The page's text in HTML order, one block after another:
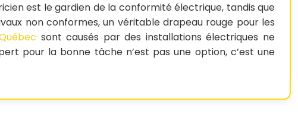
est le gardien de la conformité électrique, tandis que
non conformes, un véritable drapeau rouge pour les
sont causés par des installations électriques ne
pour la bonne tâche n’est pas une option, c’est une